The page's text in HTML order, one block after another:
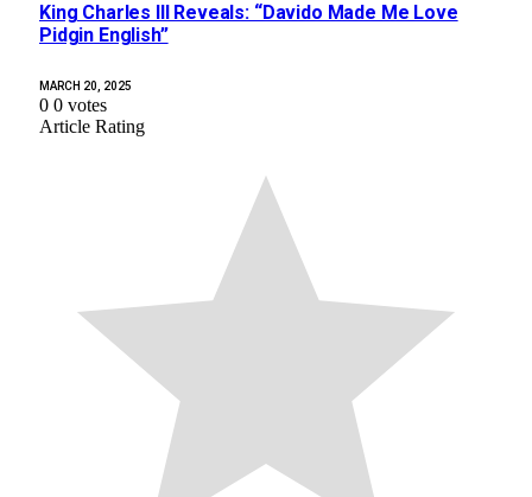
King Charles III Reveals: “Davido Made Me Love
Pidgin English”
MARCH 20, 2025
0 0 votes
Article Rating